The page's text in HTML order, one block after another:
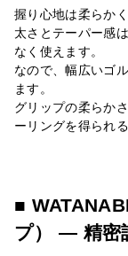
握り心地は柔らか
太さとテーパー感
なく使えます。
なので、幅広いゴ
ます。
グリップの柔らか
ーリングを得られ
■
プ） — 精密